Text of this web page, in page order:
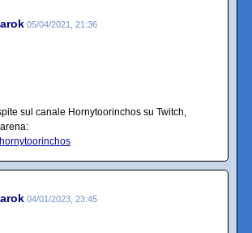
05/04/2021, 21:36
sul canale Hornytoorinchos su Twitch,
04/01/2023, 23:45